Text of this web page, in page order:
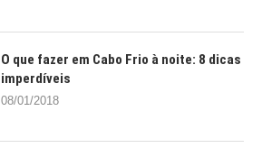
O que fazer em Cabo Frio à noite: 8 dicas
imperdíveis
08/01/2018